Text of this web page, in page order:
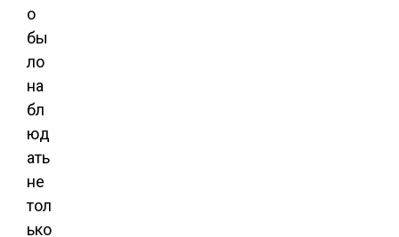
о
бы
ло
на
бл
юд
ать
не
тол
ько